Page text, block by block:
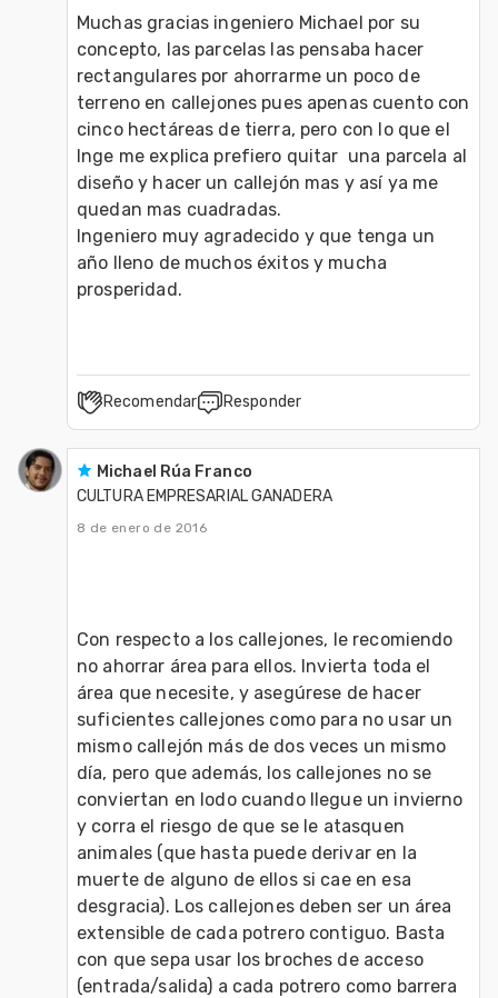
Muchas gracias ingeniero Michael por su
concepto, las parcelas las pensaba hacer
rectangulares por ahorrarme un poco de
terreno en callejones pues apenas cuento con
cinco hectáreas de tierra, pero con lo que el
Inge me explica prefiero quitar  una parcela al
diseño y hacer un callejón mas y así ya me
quedan mas cuadradas.
Ingeniero muy agradecido y que tenga un
año lleno de muchos éxitos y mucha
Recomendar Responder
Michael Rúa Franco
CULTURA EMPRESARIAL GANADERA
8 de enero de 2016
Con respecto a los callejones, le recomiendo
no ahorrar área para ellos. Invierta toda el
área que necesite, y asegúrese de hacer
suficientes callejones como para no usar un
mismo callejón más de dos veces un mismo
día, pero que además, los callejones no se
conviertan en lodo cuando llegue un invierno
y corra el riesgo de que se le atasquen
animales (que hasta puede derivar en la
muerte de alguno de ellos si cae en esa
desgracia). Los callejones deben ser un área
extensible de cada potrero contiguo. Basta
con que sepa usar los broches de acceso
(entrada/salida) a cada potrero como barrera